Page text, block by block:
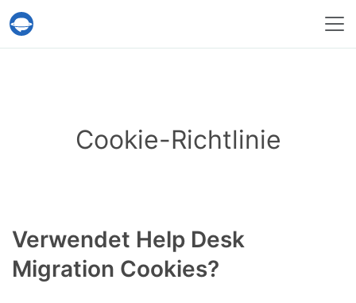
Help Desk Migration
Cookie-Richtlinie
Verwendet Help Desk
Migration Cookies?